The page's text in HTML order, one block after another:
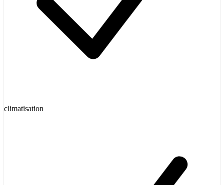
climatisation